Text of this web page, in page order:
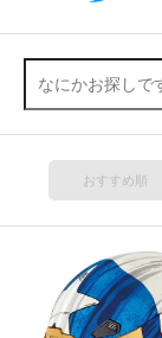
おすすめ順